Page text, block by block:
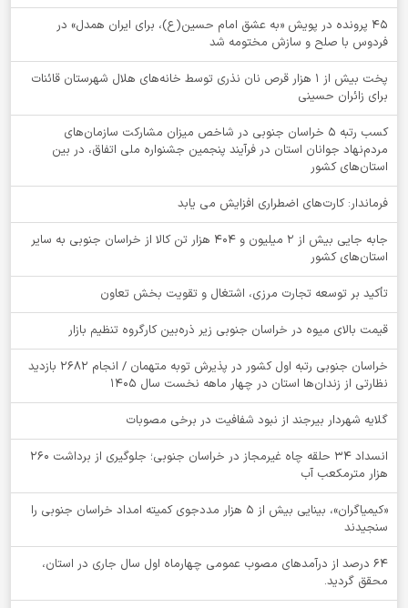
۴۵ پرونده در پویش «به عشق امام حسین(ع)، برای ایران همدل» در
فردوس با صلح و سازش مختومه شد
پخت بیش از 1 هزار قرص نان نذری توسط خانه‌های هلال شهرستان قائنات
برای زائران حسینی
کسب رتبه ۵ خراسان جنوبی در شاخص میزان مشارکت سازمان‌های
مردم‌نهاد جوانان استان در فرآیند پنجمین جشنواره ملی اتفاق، در بین
استان‌های کشور
فرماندار: کارت‌های اضطراری افزایش می یابد
جابه جایی بیش از 2 میلیون و 404 هزار تن کالا از خراسان جنوبی به سایر
استان‌های کشور
تأکید بر توسعه تجارت مرزی، اشتغال و تقویت بخش تعاون
قیمت بالای میوه در خراسان جنوبی زیر ذره‌بین کارگروه تنظیم بازار
خراسان جنوبی رتبه اول کشور در پذیرش توبه متهمان / انجام ۲۶۸۲ بازدید
نظارتی از زندان‌ها استان در چهار ماهه نخست سال 1405
گلایه شهردار بیرجند از نبود شفافیت در برخی مصوبات
انسداد ۳۴ حلقه چاه غیرمجاز در خراسان جنوبی؛ جلوگیری از برداشت ۲۶۰
هزار مترمکعب آب
«کیمیاگران»، بینایی بیش از ۵ هزار مددجوی کمیته امداد خراسان جنوبی را
سنجیدند
64 درصد از درآمدهای مصوب عمومی چهارماه اول سال جاری در استان،
محقق گردید.